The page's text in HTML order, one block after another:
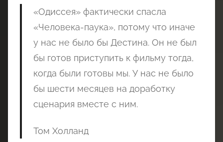
«Одиссея» фактически спасла
«Человека-паука», потому что иначе
у нас не было бы Дестина. Он не был
бы готов приступить к фильму тогда,
когда были готовы мы. У нас не было
бы шести месяцев на доработку
сценария вместе с ним.
Том Холланд